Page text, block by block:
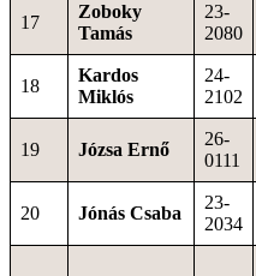
17
Zoboky
Tamás
23-
2080
18
Kardos
Miklós
24-
2102
19 Józsa Ernő
26-
0111
20 Jónás Csaba
23-
2034